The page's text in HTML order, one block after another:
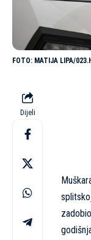
MATIJA LIPA/
Dijeli